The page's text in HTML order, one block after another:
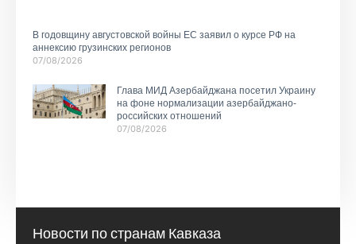
В годовщину августовской войны ЕС заявил о курсе РФ на
аннексию грузинских регионов
07/08/2026
Глава МИД Азербайджана посетил Украину
на фоне нормализации азербайджано-
российских отношений
07/08/2026
Новости по странам Кавказа